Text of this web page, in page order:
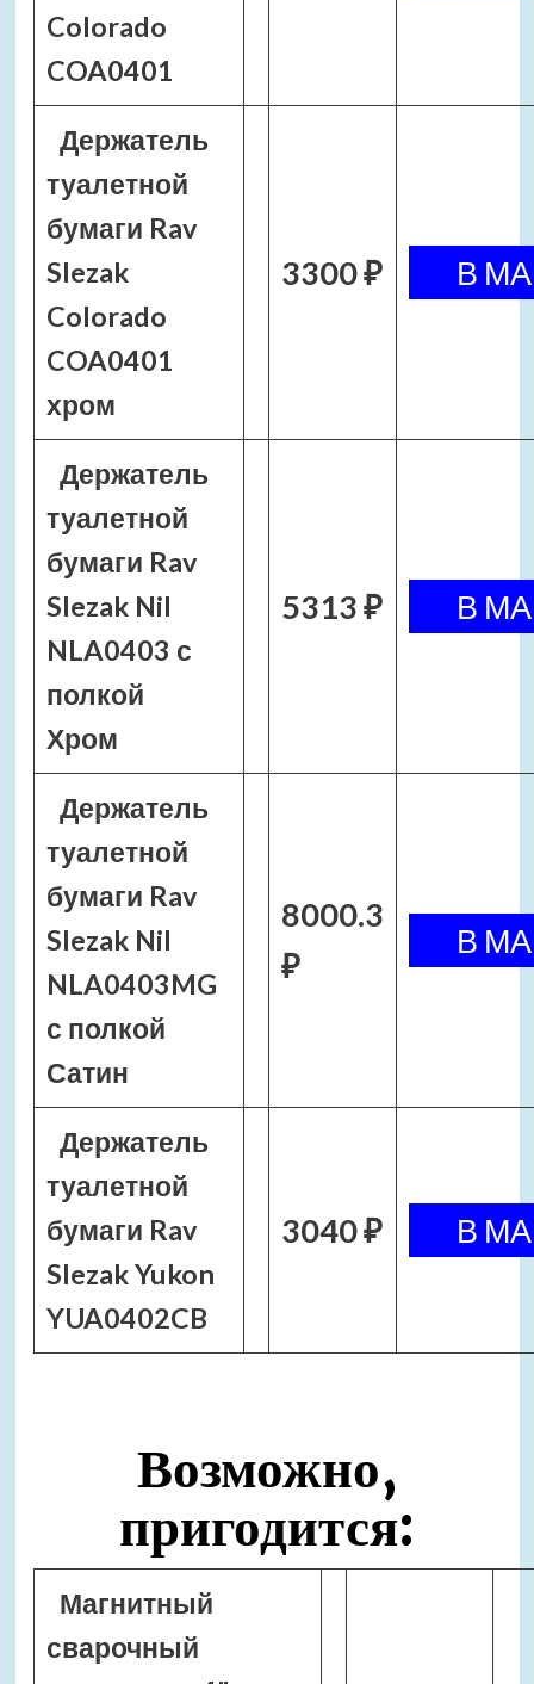
Colorado
COA0401
Держатель
туалетной
бумаги Rav
Slezak
Colorado
COA0401
хром
3300 ₽
Держатель
туалетной
бумаги Rav
Slezak Nil
NLA0403 с
полкой
Хром
5313 ₽
Держатель
туалетной
бумаги Rav
Slezak Nil
NLA0403MG
с полкой
Сатин
8000.3
₽
Держатель
туалетной
бумаги Rav
Slezak Yukon
YUA0402CB
3040 ₽
Возможно,
пригодится:
Магнитный
сварочный